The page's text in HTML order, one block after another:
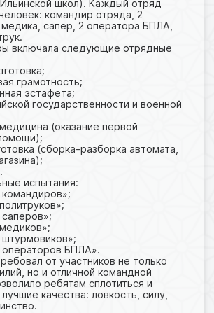
школ). Каждый отряд
командир отряда, 2
сапер, 2 оператора БПЛА,
включала следующие отрядные
грамотность;
эстафета;
государственности и военной
(оказание первой
(сборка-разборка автомата,
испытания:
операторов БПЛА».
от участников не только
но и отличной командной
ребятам сплотиться и
качества: ловкость, силу,